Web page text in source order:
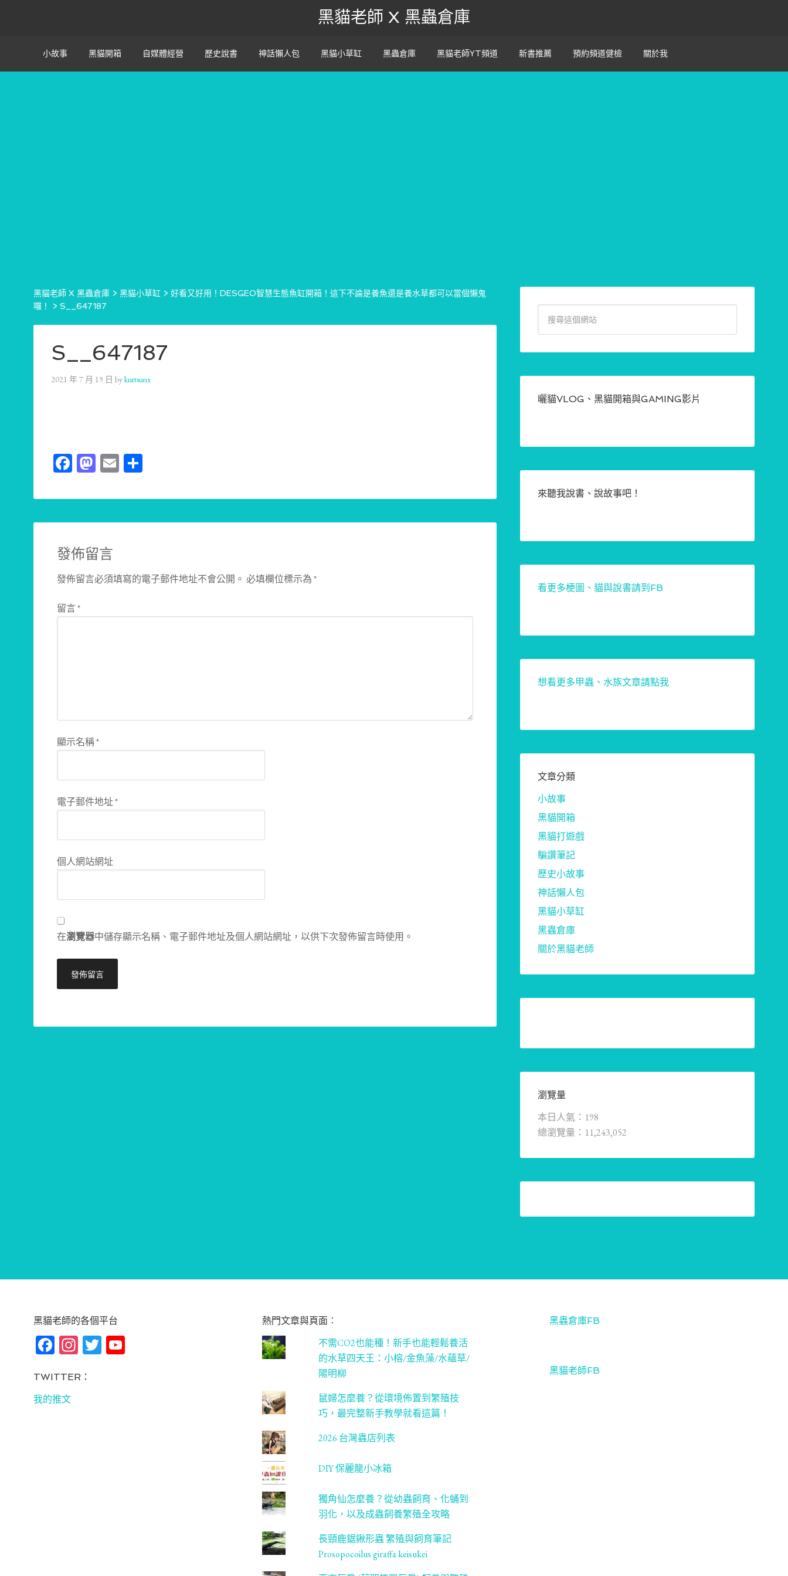
黑貓老師 X 黑蟲倉庫
小故事 黑貓開箱 自媒體經營 歷史說書 神話懶人包 黑貓小草缸 黑蟲倉庫 黑貓老師YT頻道 新書推薦 預約頻道健檢 關於我
黑貓老師 X 黑蟲倉庫 > 黑貓小草缸 > 好看又好用！DESGEO智慧生態魚缸開箱！這下不論是養魚還是養水草都可以當個懶鬼
囉！
> S__647187
S__647187
2021 年 7 月 19 日 bykurtsunx
Facebook
Mastodon
Email
發佈留言
發佈留言必須填寫的電子郵件地址不會公開。 必填欄位標示為*
留言*
顯示名稱*
電子郵件地址*
個人網站網址
在瀏覽器中儲存顯示名稱、電子郵件地址及個人網站網址，以供下次發佈留言時使用。
曬貓VLOG、黑貓開箱與GAMING影片
來聽我說書、說故事吧！
看更多梗圖、貓與說書請到FB
想看更多甲蟲、水族文章請點我
文章分類
小故事
黑貓開箱
黑貓打遊戲
騙讚筆記
歷史小故事
神話懶人包
黑貓小草缸
黑蟲倉庫
關於黑貓老師
瀏覽量
本日人氣：198
總瀏覽量：11,243,052
黑貓老師的各個平台
Fa
bo
ok
In
ag
T
TWITTER：
我的推文
熱門文章與頁面︰
不需CO2也能種！新手也能輕鬆養活
的水草四天王：小榕/金魚藻/水蘊草/
陽明柳
鼠婦怎麼養？從環境佈置到繁殖技
巧，最完整新手教學就看這篇！
2026 台灣蟲店列表
DIY 保麗龍小冰箱
獨角仙怎麼養？從幼蟲飼育、化蛹到
羽化，以及成蟲飼養繁殖全攻略
長頸鹿鋸鍬形蟲 繁殖與飼育筆記
Prosopocoilus giraffa keisukei
黑蟲倉庫FB
黑貓老師FB